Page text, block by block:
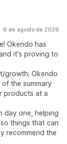
6 de agosto de 2026
Okendo has
it's proving to
growth; Okendo
the summary
products at a
day one, helping
things that can
recommend the